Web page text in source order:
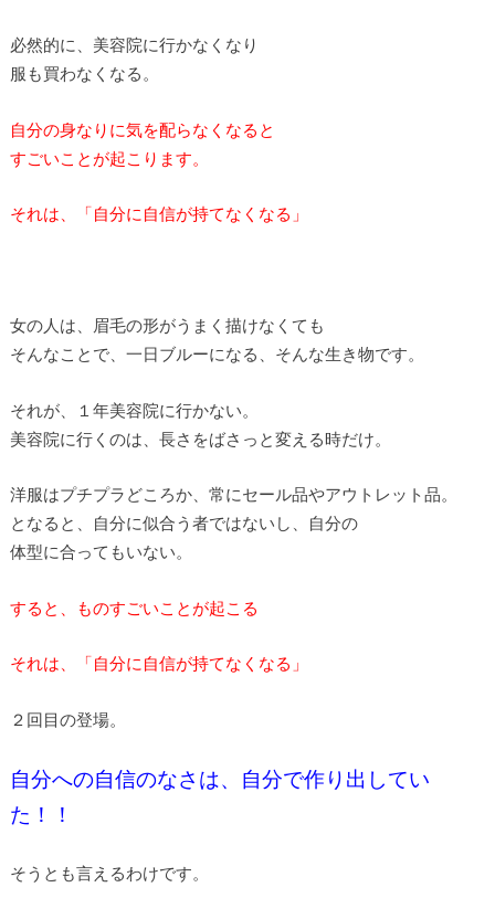
必然的に、美容院に行かなくなり
服も買わなくなる。
自分の身なりに気を配らなくなると
すごいことが起こります。
それは、「自分に自信が持てなくなる」
女の人は、眉毛の形がうまく描けなくても
そんなことで、一日ブルーになる、そんな生き物です。
それが、１年美容院に行かない。
美容院に行くのは、長さをばさっと変える時だけ。
洋服はプチプラどころか、常にセール品やアウトレット品。
となると、自分に似合う者ではないし、自分の
体型に合ってもいない。
すると、ものすごいことが起こる
それは、「自分に自信が持てなくなる」
２回目の登場。
自分への自信のなさは、自分で作り出してい
た！！
そうとも言えるわけです。